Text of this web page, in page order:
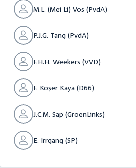
M.L. (Mei Li) Vos (PvdA)
P.J.G. Tang (PvdA)
F.H.H. Weekers (VVD)
F. Koşer Kaya (D66)
J.C.M. Sap (GroenLinks)
E. Irrgang (SP)